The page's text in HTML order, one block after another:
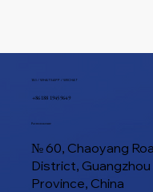
ТЕЛ / WHATSAPP / WECHAT
+86 188 1945 9649
Расположение
№ 60, Chaoyang
District,
Province, China